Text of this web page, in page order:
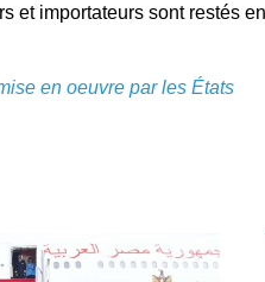
importateurs sont restés
en oeuvre par les États